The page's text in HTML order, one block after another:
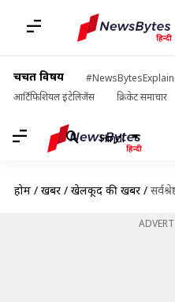
चर्चित विषय
आर्टिफिशियल इंटेलिजेंस
क्रिकेट समाचार
Hindi
होम / खबरें / खेलकूद की खबरें /